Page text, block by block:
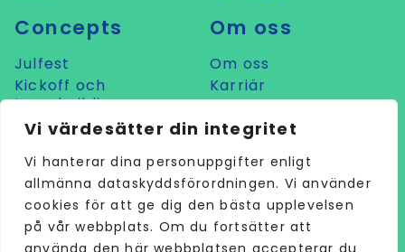
Vi värdesätter din integritet
Vi hanterar dina personuppgifter enligt
allmänna dataskyddsförordningen. Vi använder
cookies för att ge dig den bästa upplevelsen
på vår webbplats. Om du fortsätter att
använda den här webbplatsen accepterar du
Concepts
Julfest
Kickoff och
teambuilding
Konferens
Mat och dryck
Sommarfest
Om oss
Om oss
Karriär